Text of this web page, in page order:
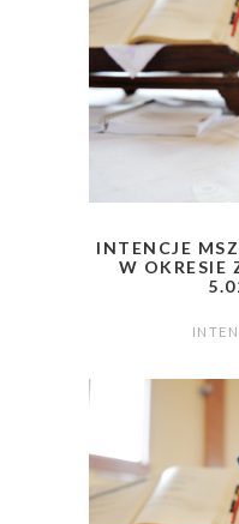
INTENCJE
W OKRESIE